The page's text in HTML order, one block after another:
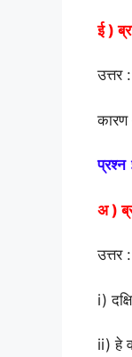
ई )
उत्तर
कारण
प्रश्न
अ )
उत्तर :
i)
ii) हे